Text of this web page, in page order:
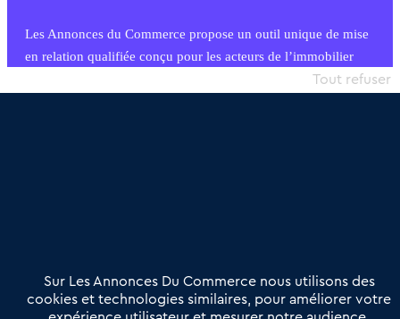
Les Annonces du Commerce propose un outil unique de mise
en relation qualifiée conçu pour les acteurs de l’immobilier
commercial et les collectivités territoriales, simple et intégrant
Offres Pro
Actualités
Qui sommes nous ?
Sur Les Annonces Du Commerce nous utilisons des
cookies et technologies similaires, pour améliorer votre
Tout refuser